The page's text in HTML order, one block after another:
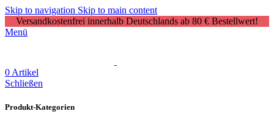
Skip to navigation Skip to main content
Versandkostenfrei innerhalb Deutschlands ab 80 € Bestellwert!
Menü
0 Artikel
Schließen
Produkt-Kategorien